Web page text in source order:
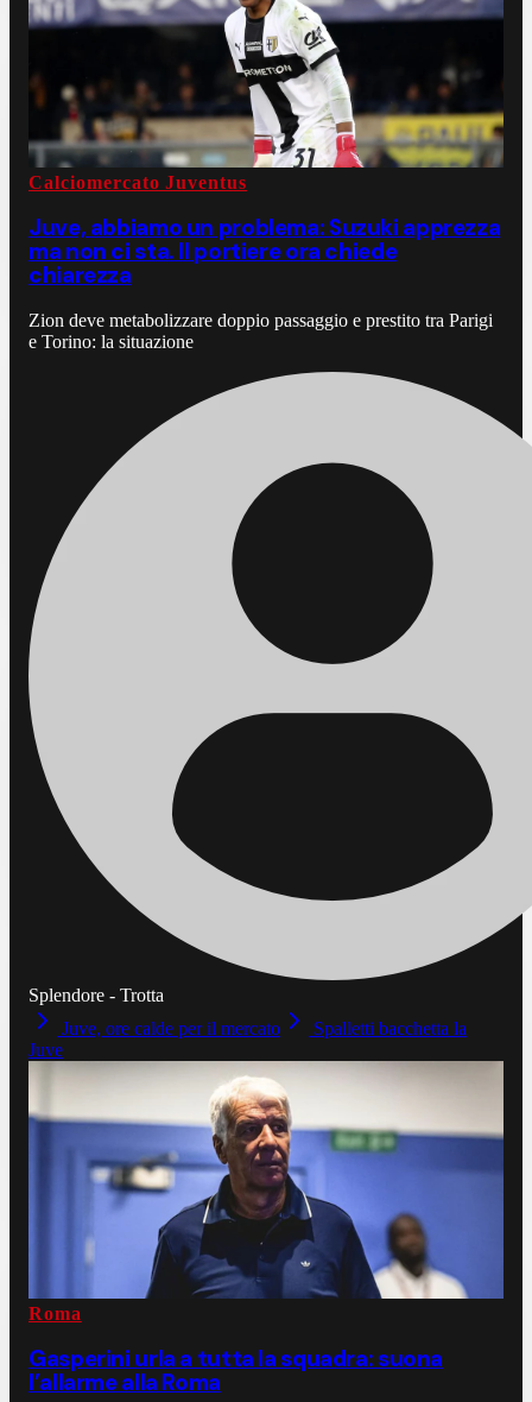
Calciomercato Juventus
Juve, abbiamo un problema: Suzuki apprezza
ma non ci sta. Il portiere ora chiede
chiarezza
Zion deve metabolizzare doppio passaggio e prestito tra Parigi
e Torino: la situazione
Splendore - Trotta
Juve, ore calde per il mercato
Spalletti bacchetta la
Juve
Roma
Gasperini urla a tutta la squadra: suona
l’allarme alla Roma